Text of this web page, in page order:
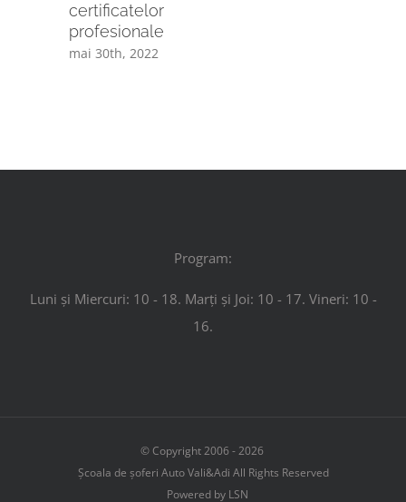
certificatelor
profesionale
mai 30th, 2022
Program:
Luni și Miercuri: 10 - 18. Marți și Joi: 10 - 17. Vineri: 10 -
16.
© Copyright 2006 -2026
Școala de șoferi Auto Vali&Adi All Rights Reserved
Powered by LSN